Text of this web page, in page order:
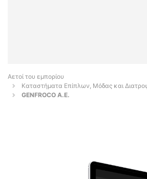
Αετοί του εμπορίου
Καταστήματα Επίπλων, Μόδας και
GENFROCO A.E.